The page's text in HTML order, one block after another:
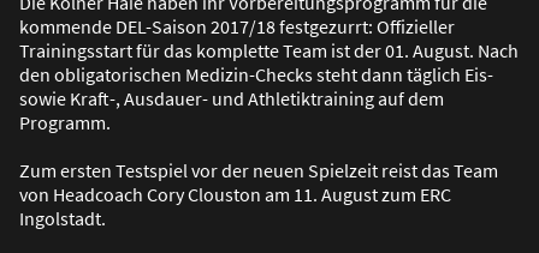
kommende DEL-Saison 2017/18 festgezurrt: Offizieller
Trainingsstart für das komplette Team ist der 01. August. Nach
den obligatorischen Medizin-Checks steht dann täglich Eis-
sowie Kraft-, Ausdauer- und Athletiktraining auf dem
Programm.
Zum ersten Testspiel vor der neuen Spielzeit reist das Team
von Headcoach Cory Clouston am 11. August zum ERC
Ingolstadt.